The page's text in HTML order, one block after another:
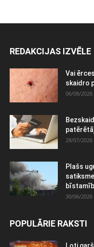
REDAKCIJAS IZVĒLE
Vai
skaidro
06/08/2026
28/07/2026
Plašs
30/06/2026
POPULĀRIE RAKSTI